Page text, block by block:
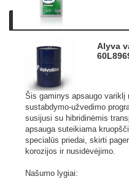
Alyva varikliui Hybrid C2 5W30
60L
Aprašymas
Aukštos kokybės visiškai
sukurta hibridinėms
gaminys siūlo geriausią
eksploatavimo sąlygomis.
Šis gaminys apsaugo variklį
sustabdymo-užvedimo
susijusi su hibridinėmis
apsauga suteikiama
specialūs priedai, skirti
korozijos ir nusidėvėjimo.
Našumo lygiai: